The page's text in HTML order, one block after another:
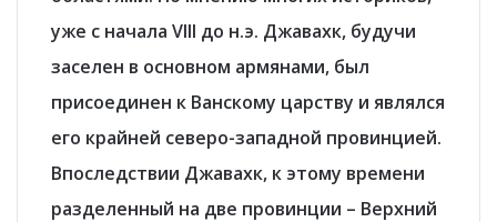
уже с начала VIII до н.э. Джавахк, будучи
заселен в основном армянами, был
присоединен к Ванскому царству и являлся
его крайней северо-западной провинцией.
Впоследствии Джавахк, к этому времени
разделенный на две провинции – Верхний